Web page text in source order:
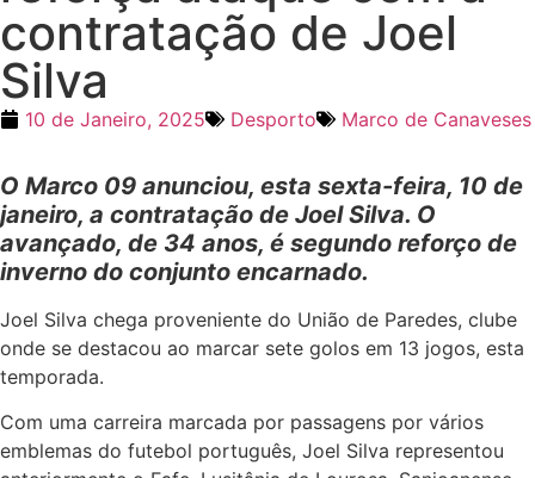
contratação de Joel
Silva
10 de Janeiro, 2025 Desporto Marco de Canaveses
O Marco 09 anunciou, esta sexta-feira, 10 de
janeiro, a contratação de Joel Silva. O
avançado, de 34 anos, é segundo reforço de
inverno do conjunto encarnado.
Joel Silva chega proveniente do União de Paredes, clube
onde se destacou ao marcar sete golos em 13 jogos, esta
temporada.
Com uma carreira marcada por passagens por vários
emblemas do futebol português, Joel Silva representou